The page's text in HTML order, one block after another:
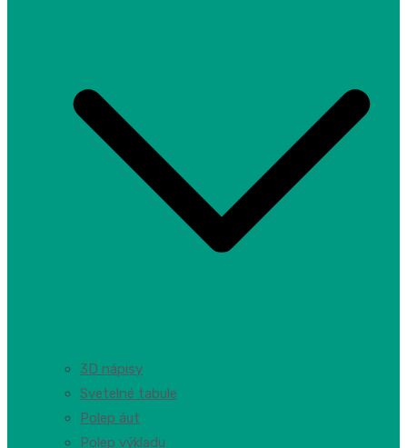
3D nápisy
Svetelné tabule
Polep áut
Polep výkladu